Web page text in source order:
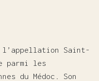
l’appellation Saint-
parmi les
du Médoc. Son